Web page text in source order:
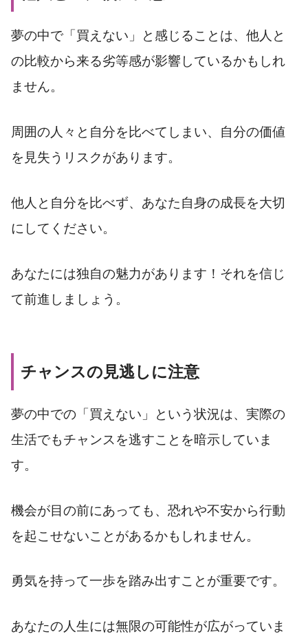
夢の中で「買えない」と感じることは、他人と
の比較から来る劣等感が影響しているかもしれ
ません。
周囲の人々と自分を比べてしまい、自分の価値
を見失うリスクがあります。
他人と自分を比べず、あなた自身の成長を大切
にしてください。
あなたには独自の魅力があります！それを信じ
て前進しましょう。
チャンスの見逃しに注意
夢の中での「買えない」という状況は、実際の
生活でもチャンスを逃すことを暗示していま
す。
機会が目の前にあっても、恐れや不安から行動
を起こせないことがあるかもしれません。
勇気を持って一歩を踏み出すことが重要です。
あなたの人生には無限の可能性が広がっていま